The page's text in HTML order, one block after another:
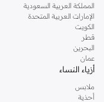
المملكة العربية السعودية
الإمارات العربية المتحدة
الكويت
قطر
البحرين
عمان
أزياء النساء
ملابس
أحذية